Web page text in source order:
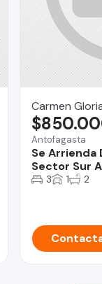
Carmen
Antofagasta
Se
Sector Sur
3 1 2